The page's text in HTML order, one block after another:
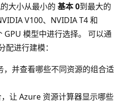
大小从最小的 基本 0到最大的
V100、NVIDIA T4 和
模型中进行选择。 可以通
进行建模：
并查看哪些不同资源的组合适
让 Azure 资源计算器显示哪些